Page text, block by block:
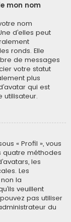
mon nom
nom
d’elles peut
ronds. Elle
de messages
votre statut
plus
qui est
utilisateur.
« Profil », vous
quatre méthodes
les
Les
la
veuillent
pas utiliser
du